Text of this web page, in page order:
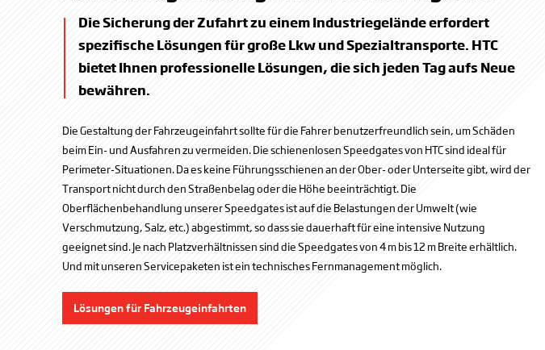
Die Sicherung der Zufahrt zu einem Industriegelände erfordert
spezifische Lösungen für große Lkw und Spezialtransporte. HTC
bietet Ihnen professionelle Lösungen, die sich jeden Tag aufs Neue
bewähren.
Die Gestaltung der Fahrzeugeinfahrt sollte für die Fahrer benutzerfreundlich sein, um Schäden
beim Ein- und Ausfahren zu vermeiden. Die schienenlosen Speedgates von HTC sind ideal für
Perimeter-Situationen. Da es keine Führungsschienen an der Ober- oder Unterseite gibt, wird der
Transport nicht durch den Straßenbelag oder die Höhe beeinträchtigt. Die
Oberflächenbehandlung unserer Speedgates ist auf die Belastungen der Umwelt (wie
Verschmutzung, Salz, etc.) abgestimmt, so dass sie dauerhaft für eine intensive Nutzung
geeignet sind. Je nach Platzverhältnissen sind die Speedgates von 4 m bis 12 m Breite erhältlich.
Und mit unseren Servicepaketen ist ein technisches Fernmanagement möglich.
Lösungen für Fahrzeugeinfahrten